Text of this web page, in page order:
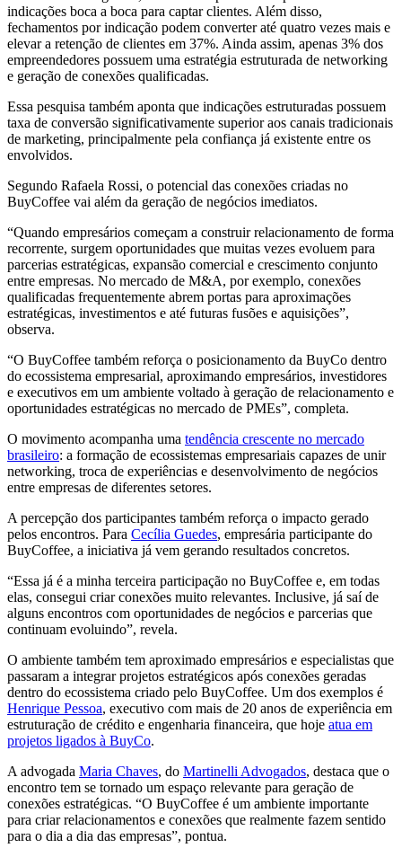
indicações boca a boca para captar clientes. Além disso,
fechamentos por indicação podem converter até quatro vezes mais e
elevar a retenção de clientes em 37%. Ainda assim, apenas 3% dos
empreendedores possuem uma estratégia estruturada de networking
e geração de conexões qualificadas.
Essa pesquisa também aponta que indicações estruturadas possuem
taxa de conversão significativamente superior aos canais tradicionais
de marketing, principalmente pela confiança já existente entre os
envolvidos.
Segundo Rafaela Rossi, o potencial das conexões criadas no
BuyCoffee vai além da geração de negócios imediatos.
“Quando empresários começam a construir relacionamento de forma
recorrente, surgem oportunidades que muitas vezes evoluem para
parcerias estratégicas, expansão comercial e crescimento conjunto
entre empresas. No mercado de M&A, por exemplo, conexões
qualificadas frequentemente abrem portas para aproximações
estratégicas, investimentos e até futuras fusões e aquisições”,
observa.
“O BuyCoffee também reforça o posicionamento da BuyCo dentro
do ecossistema empresarial, aproximando empresários, investidores
e executivos em um ambiente voltado à geração de relacionamento e
oportunidades estratégicas no mercado de PMEs”, completa.
O movimento acompanha uma tendência crescente no mercado
brasileiro: a formação de ecossistemas empresariais capazes de unir
networking, troca de experiências e desenvolvimento de negócios
entre empresas de diferentes setores.
A percepção dos participantes também reforça o impacto gerado
pelos encontros. Para Cecília Guedes, empresária participante do
BuyCoffee, a iniciativa já vem gerando resultados concretos.
“Essa já é a minha terceira participação no BuyCoffee e, em todas
elas, consegui criar conexões muito relevantes. Inclusive, já saí de
alguns encontros com oportunidades de negócios e parcerias que
continuam evoluindo”, revela.
O ambiente também tem aproximado empresários e especialistas que
passaram a integrar projetos estratégicos após conexões geradas
dentro do ecossistema criado pelo BuyCoffee. Um dos exemplos é
Henrique Pessoa, executivo com mais de 20 anos de experiência em
estruturação de crédito e engenharia financeira, que hoje atua em
projetos ligados à BuyCo.
A advogada Maria Chaves, do Martinelli Advogados, destaca que o
encontro tem se tornado um espaço relevante para geração de
conexões estratégicas. “O BuyCoffee é um ambiente importante
para criar relacionamentos e conexões que realmente fazem sentido
para o dia a dia das empresas”, pontua.